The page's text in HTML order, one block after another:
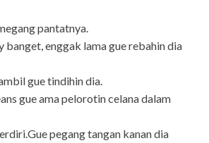
pantatnya.
banget, enggak lama gue rebahin dia
gue tindihin dia.
gue ama pelorotin celana dalam
pegang tangan kanan dia